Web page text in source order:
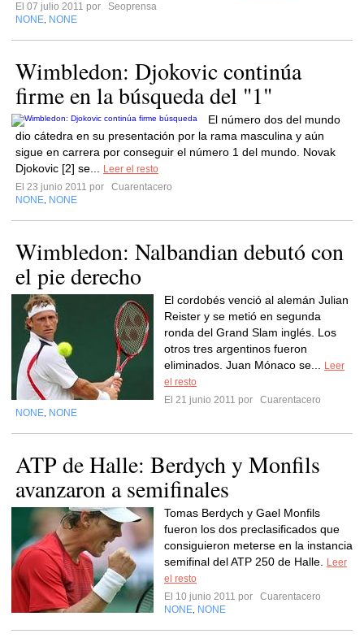
El 07 julio 2011 por
Seoprensa
NONE NONE
Wimbledon: Djokovic continúa
firme en la búsqueda del "1"
El número dos del mundo
dio cátedra en su presentación por la rama masculina y aún
sigue en carrera por conseguir el número 1 del mundo. Novak
Djokovic [2] se...
Leer el resto
El 23 junio 2011 por
Cuarentacero
NONE NONE
Wimbledon: Nalbandian debutó con
el pie derecho
El cordobés venció al alemán Julian
Reister y se metió en segunda
ronda del Grand Slam inglés. Los
otros tres argentinos fueron
eliminados. Juan Mónaco se...
Leer
el resto
El 21 junio 2011 por
Cuarentacero
NONE NONE
ATP de Halle: Berdych y Monfils
avanzaron a semifinales
Tomas Berdych y Gael Monfils
fueron los dos preclasificados que
consiguieron meterse en la instancia
semifinal del ATP 250 de Halle.
Leer
el resto
El 10 junio 2011 por
Cuarentacero
NONE NONE